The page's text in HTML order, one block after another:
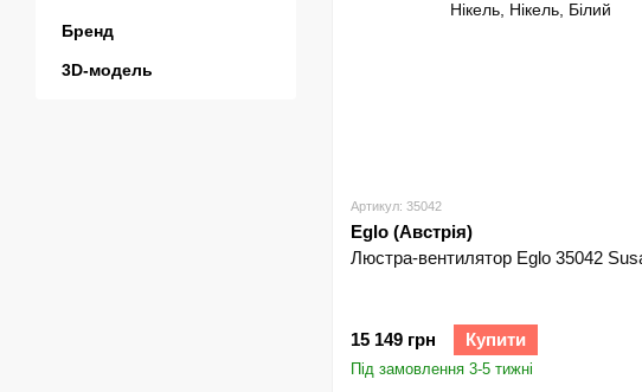
Артикул: 35042
Eglo (Австрія)
Люстра-вентилятор Eglo 35042
15 149 грн Купити
Під замовлення 3-5 тижні
Бренд
3D-модель